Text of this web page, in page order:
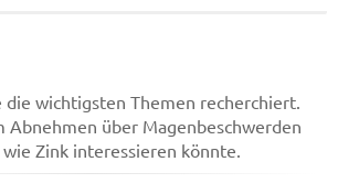
die wichtigsten Themen recherchiert.
Abnehmen über Magenbeschwerden
Zink interessieren könnte.